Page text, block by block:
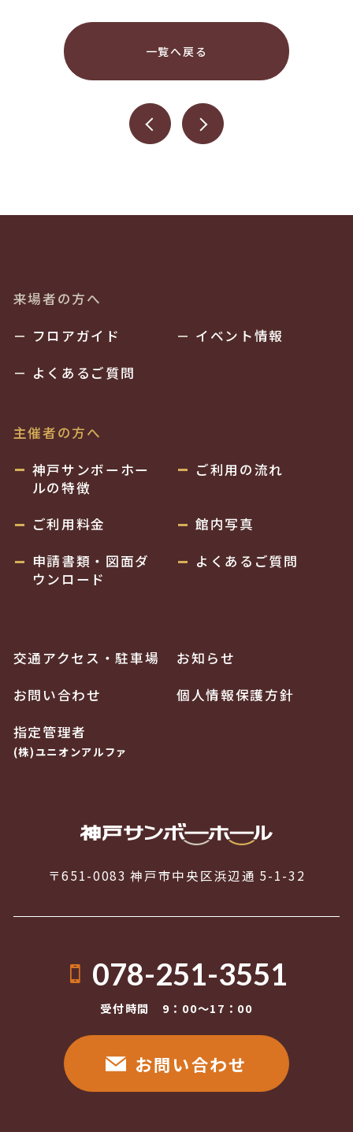
一覧へ戻る
〒651-0083 神戸市中央区浜辺通 5-1-32
078-251-3551
受付時間 9：00〜17：00
お問い合わせ
来場者の方へ
フロアガイド
イベント情報
よくあるご質問
主催者の方へ
神戸サンボーホー
ルの特徴
ご利用の流れ
ご利用料金
館内写真
申請書類・図面ダ
ウンロード
よくあるご質問
交通アクセス・駐車場
お知らせ
お問い合わせ
個人情報保護方針
指定管理者
(株)ユニオンアルファ